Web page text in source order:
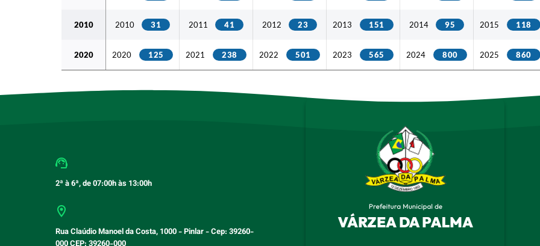
2010 2010 31 2011 41 2012 23 2013 151 2014 95 2015 118
2020 2020 125 2021 238 2022 501 2023 565 2024 800 2025 860
2ª à 6ª, de 07:00h às 13:00h
Rua Claúdio Manoel da Costa, 1000 - Pinlar - Cep: 39260-